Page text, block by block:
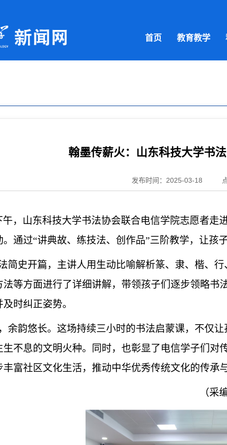
首页 教育教学
翰墨传薪火：山东科技大学书
发布时间：2025-03-18
午，山东科技大学书法协会联合电信学院志愿者
。通过“讲典故、练技法、创作品”三阶教学，让孩
简史开篇，主讲人用生动比喻解析篆、隶、楷、行
法等方面进行了详细讲解， 带领孩子们逐步领略书
时纠正姿势。
余韵悠长。这场持续三小时的书法启蒙课，不仅
生不息的文明火种。同时，也彰显了电信学子们 对
丰富社区文化生活，推动中华优秀传统文化的传承
（采